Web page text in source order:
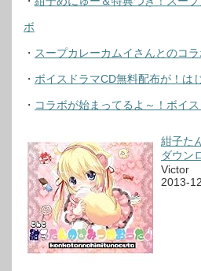
ボ
・ スープカレーカムイさんとのコ
・ ボイスドラマCD無料配布が！は
・ コラボが始まってるよ～！ボイ
紺子た
ダウン
Victor
2013-